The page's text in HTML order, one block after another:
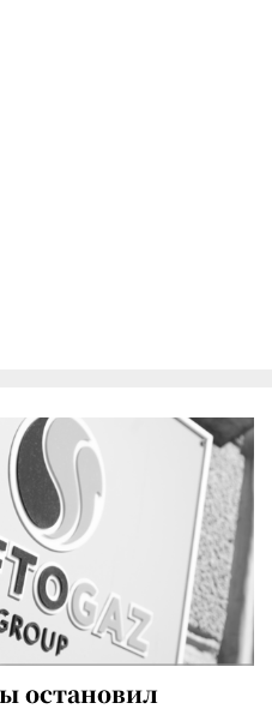
остановил